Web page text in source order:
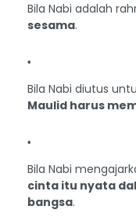
Bila Nabi adalah
sesama.
Bila Nabi diutus
Maulid harus
Bila Nabi
cinta itu nyata
bangsa.